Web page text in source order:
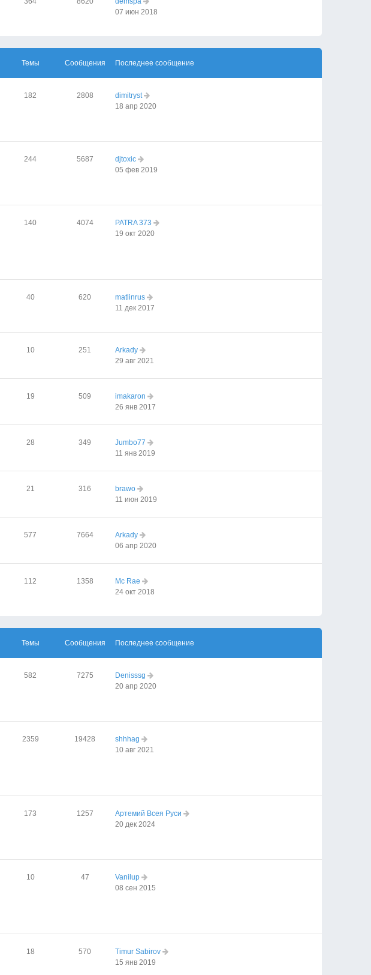
07 июн 2018
Темы Сообщения Последнее сообщение
182 2808
dimitryst
18 апр 2020
244 5687
djtoxic
05 фев 2019
140 4074
PATRA 373
19 окт 2020
40 620
matlinrus
11 дек 2017
10 251
Arkady
29 авг 2021
19 509
imakaron
26 янв 2017
28 349
Jumbo77
11 янв 2019
21 316
brawo
11 июн 2019
577 7664
Arkady
06 апр 2020
112 1358
Mc Rae
24 окт 2018
Темы Сообщения Последнее сообщение
582 7275
Denisssg
20 апр 2020
2359 19428
shhhag
10 авг 2021
173 1257
Артемий Всея Руси
20 дек 2024
10 47
Vanilup
08 сен 2015
18 570
Timur Sabirov
15 янв 2019